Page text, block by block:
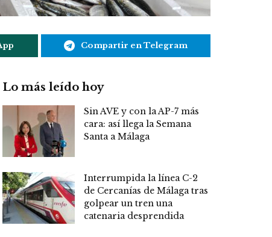
Compartir en Telegram
Lo más leído hoy
Sin AVE y con la AP-7 más
cara: así llega la Semana
Santa a Málaga
Interrumpida la línea C-2
de Cercanías de Málaga tras
golpear un tren una
catenaria desprendida